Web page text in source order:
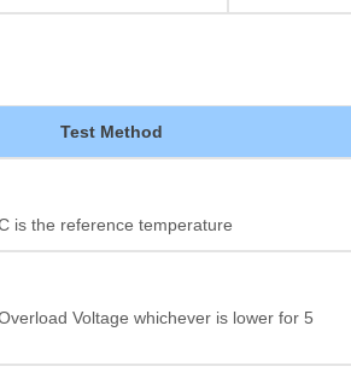
Test Method
is the reference temperature
Voltage whichever is lower for 5